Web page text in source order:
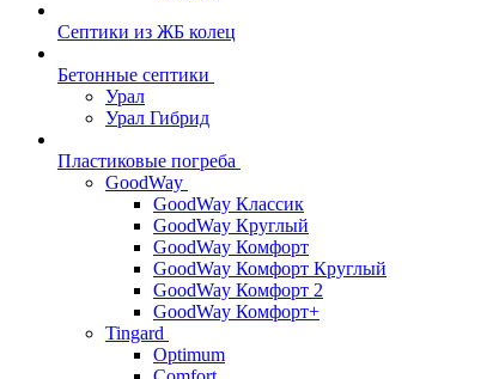
Септики из ЖБ колец
Бетонные септики
Урал
Урал Гибрид
Пластиковые погреба
GoodWay
GoodWay Классик
GoodWay Круглый
GoodWay Комфорт
GoodWay Комфорт Круглый
GoodWay Комфорт 2
GoodWay Комфорт+
Tingard
Optimum